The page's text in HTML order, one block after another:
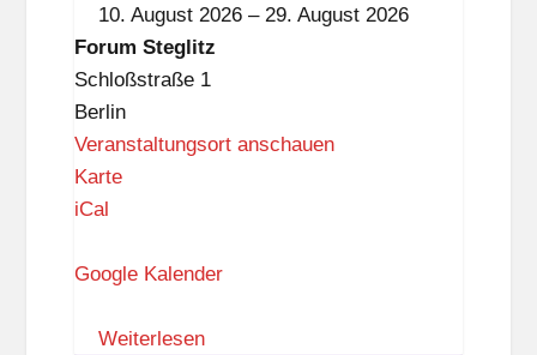
i
t
z
Forum
Steglitz
10. August 2026 –29. August 2026
Forum Steglitz
Schloßstraße 1
Berlin
Veranstaltungsort anschauen
KarteF
u
S
iCal
Google Kalender
Weiterlesen